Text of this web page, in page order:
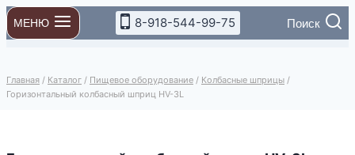
Перейти
к
содержимому
МЕНЮ 8-918-544-99-75 Поиск
Главная / Каталог / Пищевое оборудование / Колбасные шприцы /
Горизонтальный колбасный шприц HV-3L